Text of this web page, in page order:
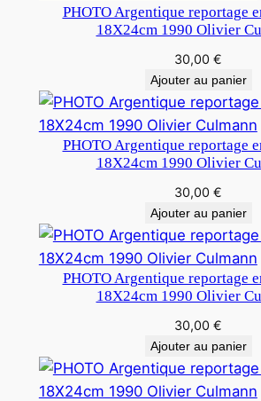
PHOTO Argentique reportage
18X24cm 1990 Olivier
30,00 €
Ajouter au panier
PHOTO Argentique reportage
18X24cm 1990 Olivier
30,00 €
Ajouter au panier
PHOTO Argentique reportage
18X24cm 1990 Olivier
30,00 €
Ajouter au panier